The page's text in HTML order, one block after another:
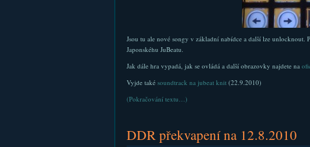
Jsou tu ale nové songy v základní nabídce a další lze unlocknout.
Japonskéhu JuBeatu.
Jak dále hra vypadá, jak se ovládá a další obrazovky najdete na
Vyjde také soundtrack na jubeat knit(22.9.2010)
(Pokračování textu…)
DDR překvapení na 12.8.2010